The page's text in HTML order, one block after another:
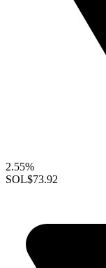
2.55%
SOL$73.92